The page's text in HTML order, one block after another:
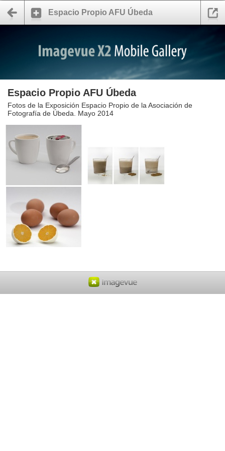
Espacio Propio AFU Úbeda
Espacio Propio AFU Úbeda
Fotos de la Exposición Espacio Propio de la Asociación de
Fotografía de Úbeda. Mayo 2014